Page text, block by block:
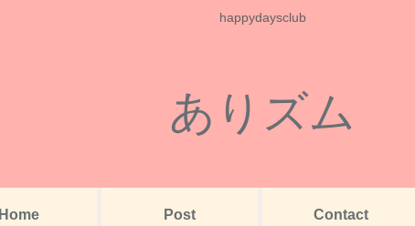
happydaysclub
ありズム
Home Post Contact